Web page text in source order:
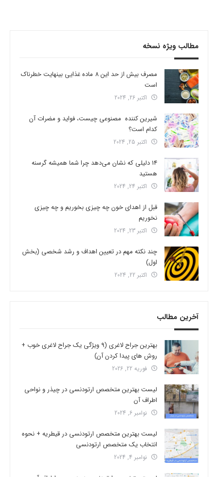
مطالب ویژه نسخه
مصرف بیش از حد این 8 ماده غذایی بینهایت خطرناک
است
اکتبر 26, 2024
شیرین کننده مصنوعی چیست، فواید و مضرات آن
کدام است؟
اکتبر 25, 2024
14 دلیلی که نشان می‌دهد چرا شما همیشه گرسنه
هستید
اکتبر 24, 2024
قبل از اهدای خون چه چیزی بخوریم و چه چیزی
نخوریم
اکتبر 23, 2024
چند نکته مهم در تعیین اهداف و رشد شخصی (بخش
اول)
اکتبر 22, 2024
آخرین مطالب
بهترین جراح لاغری (9 ویژگی یک جراح لاغری خوب +
روش های پیدا کردن آن)
فوریه 22, 2026
لیست بهترین متخصص ارتودنسی در چیذر و نواحی
اطراف آن
نوامبر 6, 2024
لیست بهترین متخصص ارتودنسی در قیطریه + نحوه
انتخاب یک متخصص ارتودنسی
نوامبر 4, 2024